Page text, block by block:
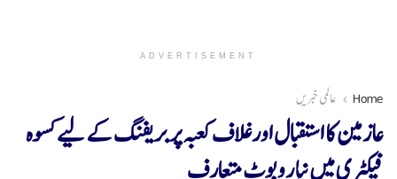
ADVERTISEMENT
Home عالمی خبریں
عازمین کا استقبال اور غلاف کعبہ پر بریفنگ کے لیے کسوہ
فیکٹری میں نیا روبوٹ متعارف